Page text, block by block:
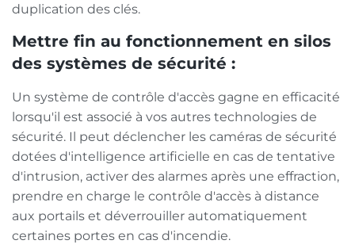
duplication des clés.
Mettre fin au fonctionnement en silos
des systèmes de sécurité :
Un système de contrôle d'accès gagne en efficacité
lorsqu'il est associé à vos autres technologies de
sécurité. Il peut déclencher les caméras de sécurité
dotées d'intelligence artificielle en cas de tentative
d'intrusion, activer des alarmes après une effraction,
prendre en charge le contrôle d'accès à distance
aux portails et déverrouiller automatiquement
certaines portes en cas d'incendie.